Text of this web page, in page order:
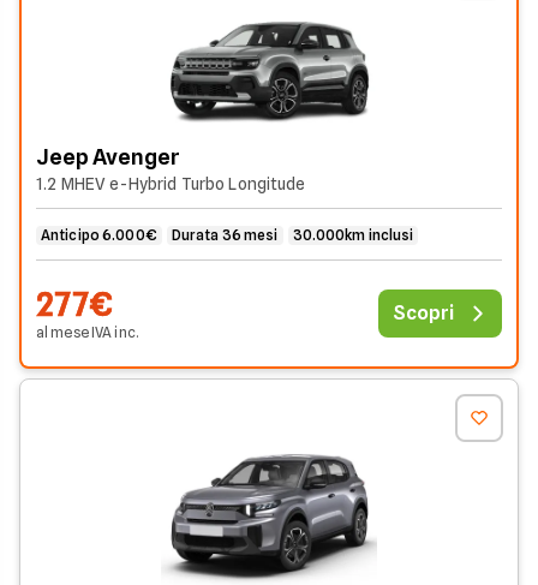
Jeep Avenger
1.2 MHEV e-Hybrid Turbo Longitude
Anticipo 6.000€ Durata 36 mesi 30.000km inclusi
277€
al meseIVAinc.
Scopri